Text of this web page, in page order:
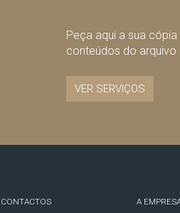
Peça aqui a sua cópia
conteúdos do arquivo
VER SERVIÇOS
CONTACTOS
A